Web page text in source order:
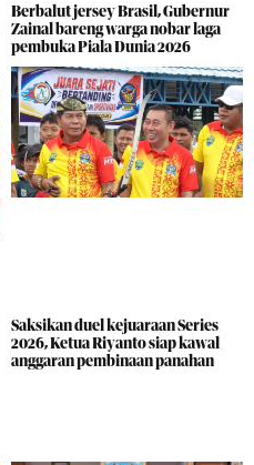
Berbalut jersey Brasil, Gubernur
Zainal bareng warga nobar laga
pembuka Piala Dunia 2026
Saksikan duel kejuaraan Series
2026, Ketua Riyanto siap kawal
anggaran pembinaan panahan